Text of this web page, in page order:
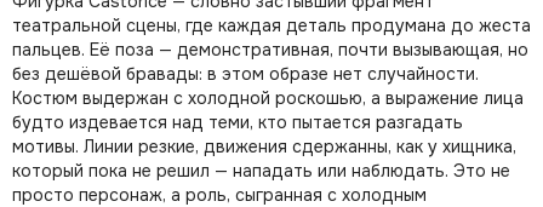
театральной сцены, где каждая деталь продумана до жеста
пальцев. Её поза — демонстративная, почти вызывающая, но
без дешёвой бравады: в этом образе нет случайности.
Костюм выдержан с холодной роскошью, а выражение лица
будто издевается над теми, кто пытается разгадать
мотивы. Линии резкие, движения сдержанны, как у хищника,
который пока не решил — нападать или наблюдать. Это не
просто персонаж, а роль, сыгранная с холодным